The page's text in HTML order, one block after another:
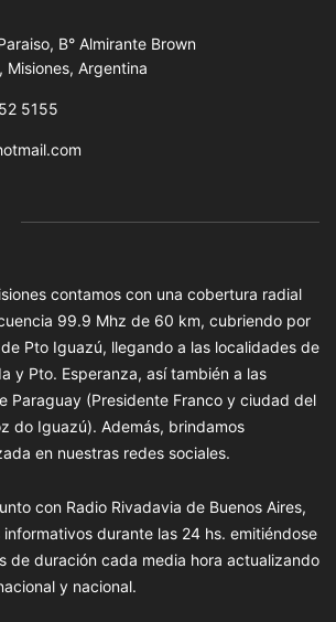
B° Almirante Brown
Misiones, Argentina
5155
contamos con una cobertura radial
99.9 Mhz de 60 km, cubriendo por
Pto Iguazú, llegando a las localidades de
y Pto. Esperanza, así también a las
Paraguay (Presidente Franco y ciudad del
do Iguazú). Además, brindamos
en nuestras redes sociales.
con Radio Rivadavia de Buenos Aires,
durante las 24 hs. emitiéndose
de duración cada media hora actualizando
y nacional.